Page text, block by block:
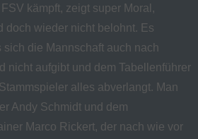
kämpft, zeigt super Moral,
doch wieder nicht belohnt. Es
die Mannschaft auch nach
nicht aufgibt und dem Tabellenführer
alles abverlangt. Man
Andy Schmidt und dem
Marco Rickert, der nach wie vor